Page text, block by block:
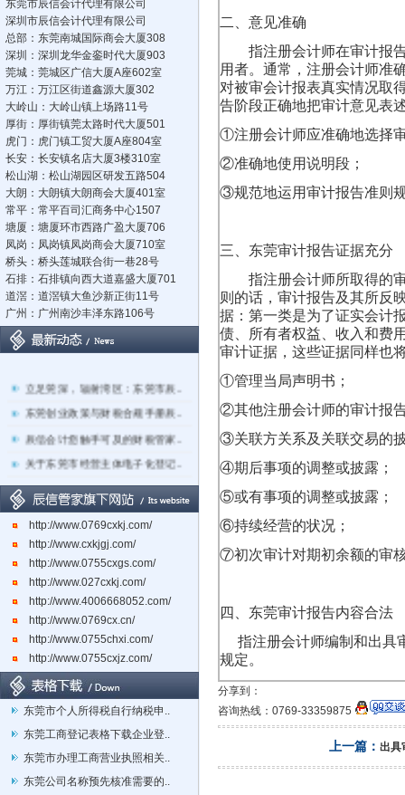
东莞市辰信会计代理有限公司
深圳市辰信会计代理有限公司
总部：东莞南城国际商会大厦308
深圳：深圳龙华金銮时代大厦903
莞城：莞城区广信大厦A座602室
万江：万江区街道鑫源大厦302
大岭山：大岭山镇上场路11号
厚街：厚街镇莞太路时代大厦501
虎门：虎门镇工贸大厦A座804室
长安：长安镇名店大厦3楼310室
松山湖：松山湖园区研发五路504
大朗：大朗镇大朗商会大厦401室
常平：常平百司汇商务中心1507
塘厦：塘厦环市西路广盈大厦706
凤岗：凤岗镇凤岗商会大厦710室
桥头：桥头莲城联合街一巷28号
石排：石排镇向西大道嘉盛大厦701
道滘：道滘镇大鱼沙新正街11号
广州：广州南沙丰泽东路106号
立足莞深，辐射湾区：东莞市辰..
东莞创业政策与财税合规手册辰..
辰信会计您触手可及的财税管家..
关于东莞市经营主体电子化登记..
东莞辰信会计代理有限公司专业..
东莞市长安镇长盛社区长中路1..
http://www.0769cxkj.com/
http://www.cxkjgj.com/
http://www.0755cxgs.com/
http://www.027cxkj.com/
http://www.4006668052.com/
http://www.0769cx.cn/
http://www.0755chxi.com/
http://www.0755cxjz.com/
东莞市个人所得税自行纳税申..
东莞工商登记表格下载企业登..
东莞市办理工商营业执照相关..
东莞公司名称预先核准需要的..
二、意见准确
指注册会计师在审计报告
用者。通常，注册会计师准
对被审会计报表真实情况取
告阶段正确地把审计意见表
①注册会计师应准确地选择
②准确地使用说明段；
③规范地运用审计报告准则
三、东莞审计报告证据充分
指注册会计师所取得的审
则的话，审计报告及其所反
据：第一类是为了证实会计
债、所有者权益、收入和费
审计证据，这些证据同样也
①管理当局声明书；
②其他注册会计师的审计报
③关联方关系及关联交易的
④期后事项的调整或披露；
⑤或有事项的调整或披露；
⑥持续经营的状况；
⑦初次审计对期初余额的审
四、东莞审计报告内容合法
指注册会计师编制和出具
规定。
分享到：
咨询热线：0769-33359875
上一篇： 出具